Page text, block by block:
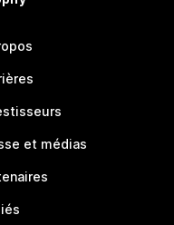
et médias